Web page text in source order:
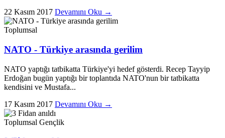
22 Kasım 2017 Devamını Oku →
Toplumsal
NATO - Türkiye arasında gerilim
NATO yaptığı tatbikatta Türkiye'yi hedef gösterdi. Recep Tayyip
Erdoğan bugün yaptığı bir toplantıda NATO'nun bir tatbikatta
kendisini ve Mustafa...
17 Kasım 2017 Devamını Oku →
Toplumsal Gençlik